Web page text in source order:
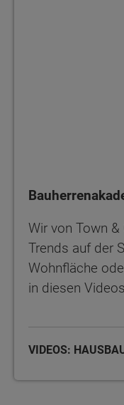
Wir von Town
Trends auf der
Wohnfläche
in diesen
VIDEOS: